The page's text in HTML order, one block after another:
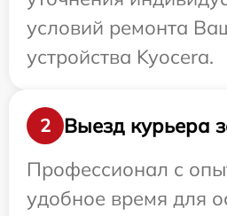
условий ремонта
устройства Kyocera.
2
Выезд курьера
Профессионал с
удобное время для